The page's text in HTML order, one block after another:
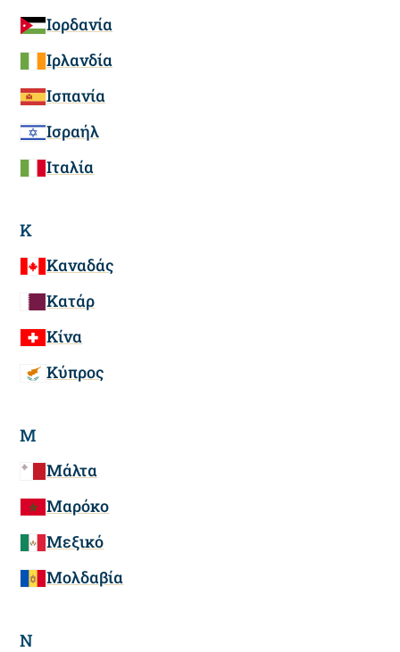
Ιορδανία
Ιρλανδία
Ισπανία
Ισραήλ
Ιταλία
Κ
Καναδάς
Κατάρ
Κίνα
Κύπρος
Μ
Μάλτα
Μαρόκο
Μεξικό
Μολδαβία
Ν